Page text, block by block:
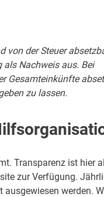
von der Steuer
als Nachweis aus. Bei
Gesamteinkünfte
zu lassen.
Transparenz ist hier
zur Verfügung.
werden.